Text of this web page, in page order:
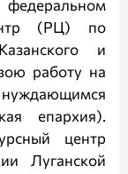
(РЦ) по
и
работу на
епархия).
центр
Луганской